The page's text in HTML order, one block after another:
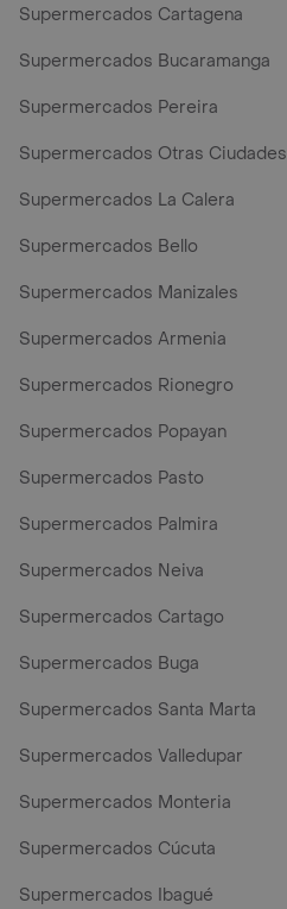
Supermercados Cartagena
Supermercados Bucaramanga
Supermercados Pereira
Supermercados Otras Ciudades
Supermercados La Calera
Supermercados Bello
Supermercados Manizales
Supermercados Armenia
Supermercados Rionegro
Supermercados Popayan
Supermercados Pasto
Supermercados Palmira
Supermercados Neiva
Supermercados Cartago
Supermercados Buga
Supermercados Santa Marta
Supermercados Valledupar
Supermercados Monteria
Supermercados Cúcuta
Supermercados Ibagué